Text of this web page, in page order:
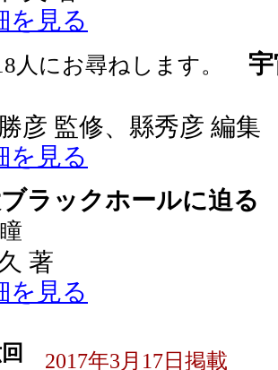
を見る
人にお尋ねします。
宇
彦 監修、縣秀彦 編集
を見る
ブラックホールに迫
著
を見る
2017年3月17日掲載